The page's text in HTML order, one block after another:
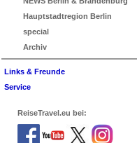
Hauptstadtregion Berlin
special
Archiv
Links & Freunde
Service
ReiseTravel.eu bei: